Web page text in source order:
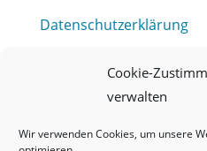
Cookie-
verwalten
Wir verwenden Cookies, um unsere
Datenschutzerklärung
Haftungsausschluss
Barrierefreiheitserklärung
Meldestelle (HinSchG)